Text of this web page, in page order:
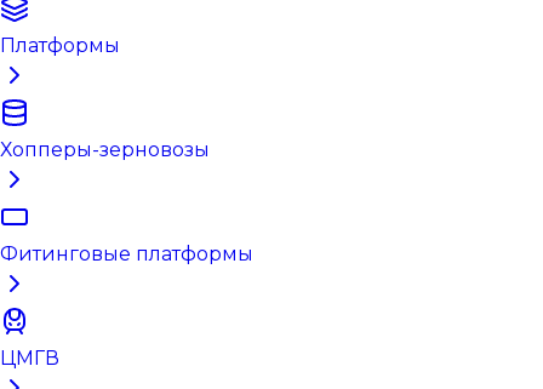
Платформы
Хопперы-зерновозы
Фитинговые платформы
ЦМГВ